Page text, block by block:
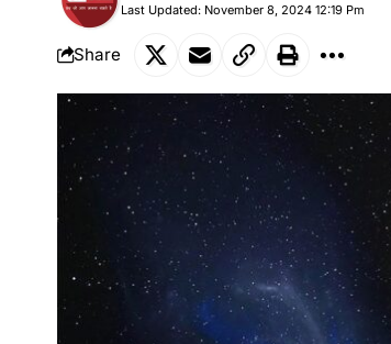
Last Updated: November 8, 2024 12:19 Pm
Share